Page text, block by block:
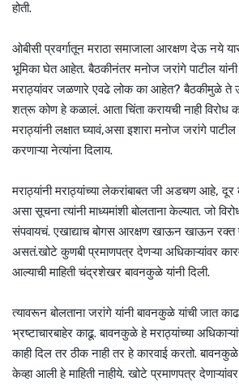
होती.
ओबीसी प्रवर्गातून मराठा समाजाला आरक्षण देऊ नये
भूमिका घेत आहेत. बैठकीनंतर मनोज जरांगे पाटील यांनी
मराठ्यांवर जळणारे एवढे लोक का आहेत? बैठकीमुळे
शत्रू कोण हे कळालं. आता चिंता करायची नाही विरोध
मराठ्यांनी लक्षात घ्यावं,असा इशारा मनोज जरांगे पाटील
करणाऱ्या नेत्यांना दिलाय.
मराठ्यांनी मराठ्यांच्या लेकरांबाबत जी अडचण आहे, दूर
असा सूचना त्यांनी माध्यमांशी बोलताना केल्यात. जो
संपवायचं. एखाद्याच बोगस आरक्षण खाऊन खाऊन
असतं.खोटे कुणबी प्रमाणपत्र देणऱ्या अधिकाऱ्यांवर
आल्याची माहिती चंद्रशेखर बावनकुळे यांनी दिली.
त्यावरून बोलताना जरांगे यांनी बावनकुळे यांची जात
भ्रष्टाचारबाहेर काढू. बावनकुळे हे मराठ्यांच्या
काही दिल तर ठीक नाही तर हे कारवाई करतो. बावनकुळे
केव्हा आली हे माहिती नाहीये. खोटे प्रमाणपत्र